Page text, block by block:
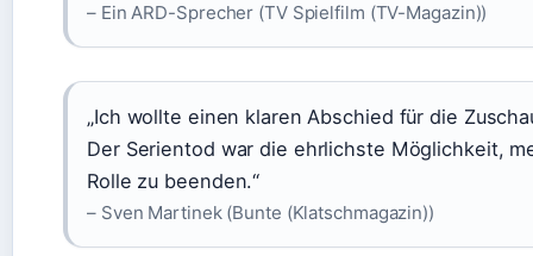
– Ein ARD-Sprecher (TV Spielfilm (TV-Magazin))
„Ich wollte einen klaren Abschied für die
Der Serientod war die ehrlichste Möglichkeit,
Rolle zu beenden.“
– Sven Martinek (Bunte (Klatschmagazin))